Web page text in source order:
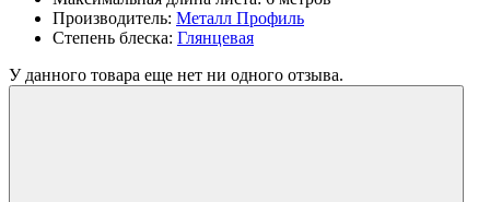
Производитель: Металл Профиль
Степень блеска: Глянцевая
У данного товара еще нет ни одного отзыва.